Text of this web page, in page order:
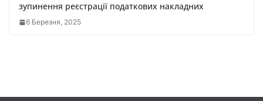
зупинення реєстрації податкових накладних
6 Березня, 2025